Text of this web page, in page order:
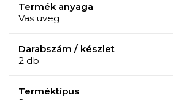
Termék anyaga
Vas üveg
Darabszám / készlet
2 db
Terméktípus